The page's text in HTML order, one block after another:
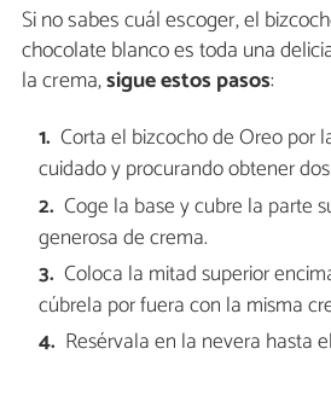
Si no sabes cuál escoger, el
chocolate blanco es toda una
la crema,sigue estos pasos:
Corta el bizcocho de Oreo por
cuidado y procurando obtener
Coge la base y cubre la parte
generosa de crema.
Coloca la mitad superior
cúbrela por fuera con la misma
Resérvala en la nevera hasta